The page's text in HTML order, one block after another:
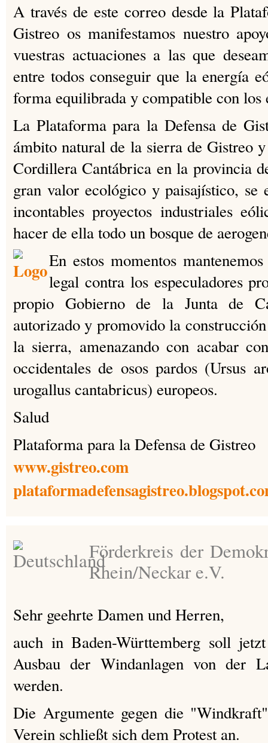
A través de este correo desde la
Gistreo os manifestamos nuestro
vuestras actuaciones a las que
entre todos conseguir que la energía
forma equilibrada y compatible con los
La Plataforma para la Defensa de
ámbito natural de la sierra de Gistreo
Cordillera Cantábrica en la provincia
gran valor ecológico y paisajístico, se
incontables proyectos industriales
hacer de ella todo un bosque de
En estos momentos
legal contra los especuladores
propio Gobierno de la Junta de
autorizado y promovido la
la sierra, amenazando con acabar
occidentales de osos pardos (Ursus
urogallus cantabricus) europeos.
Salud
Plataforma para la Defensa de Gistreo
www.gistreo.com
Förderkreis der
Rhein/Neckar e.V.
Sehr geehrte Damen und Herren,
auch in Baden-Württemberg soll
Ausbau der Windanlagen von der
werden.
Die Argumente gegen die
Verein schließt sich dem Protest an.